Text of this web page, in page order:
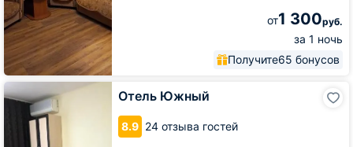
от1 300руб.
за 1 ночь
Получите65 бонусов
Отель Южный
8.9 24 отзыва гостей
Отель
Южный